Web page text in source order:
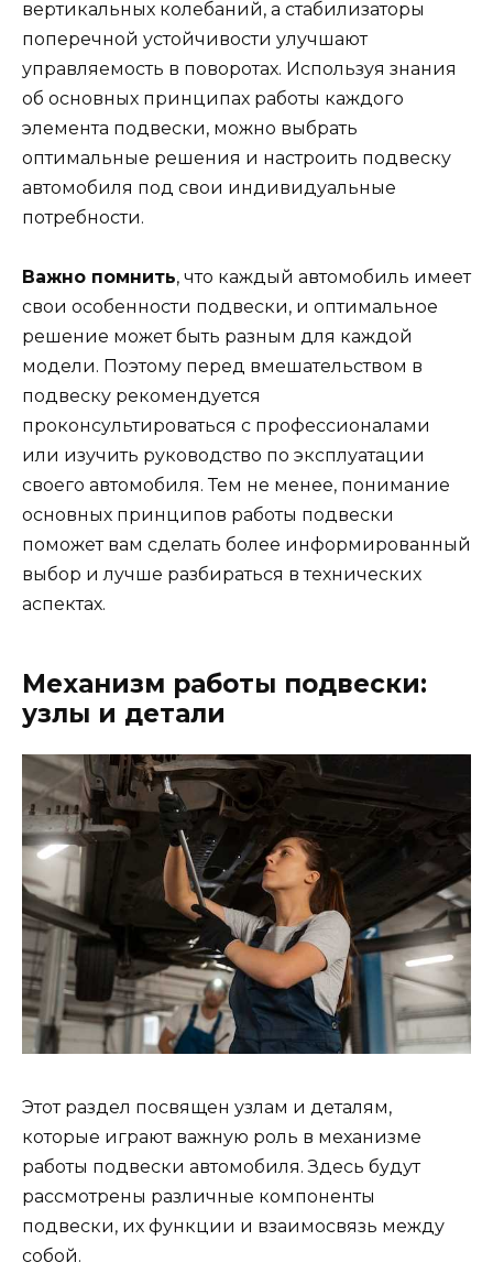
вертикальных колебаний, а стабилизаторы
поперечной устойчивости улучшают
управляемость в поворотах. Используя знания
об основных принципах работы каждого
элемента подвески, можно выбрать
оптимальные решения и настроить подвеску
автомобиля под свои индивидуальные
потребности.
Важно помнить, что каждый автомобиль имеет
свои особенности подвески, и оптимальное
решение может быть разным для каждой
модели. Поэтому перед вмешательством в
подвеску рекомендуется
проконсультироваться с профессионалами
или изучить руководство по эксплуатации
своего автомобиля. Тем не менее, понимание
основных принципов работы подвески
поможет вам сделать более информированный
выбор и лучше разбираться в технических
аспектах.
Механизм работы подвески:
узлы и детали
Этот раздел посвящен узлам и деталям,
которые играют важную роль в механизме
работы подвески автомобиля. Здесь будут
рассмотрены различные компоненты
подвески, их функции и взаимосвязь между
собой.